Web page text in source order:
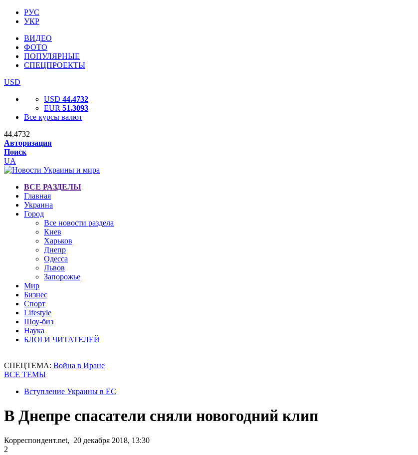
РУС
УКР
ВИДЕО
ФОТО
ПОПУЛЯРНЫЕ
СПЕЦПРОЕКТЫ
USD
USD 44.4732
EUR 51.3093
Все курсы валют
44.4732
Авторизация
Поиск
UA
ВСЕ РАЗДЕЛЫ
Главная
Украина
Город
Все новости раздела
Киев
Харьков
Днепр
Одесса
Львов
Запорожье
Мир
Бизнес
Спорт
Lifestyle
Шоу-биз
Наука
БЛОГИ ЧИТАТЕЛЕЙ
СПЕЦТЕМА: Война в Иране
ВСЕ ТЕМЫ
Вступление Украины в ЕС
В Днепре спасатели сняли новогодний клип
Корреспондент.net, 20 декабря 2018, 13:30
2